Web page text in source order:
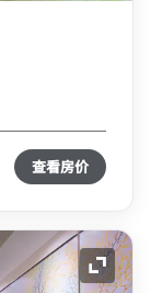
查看房价
展开